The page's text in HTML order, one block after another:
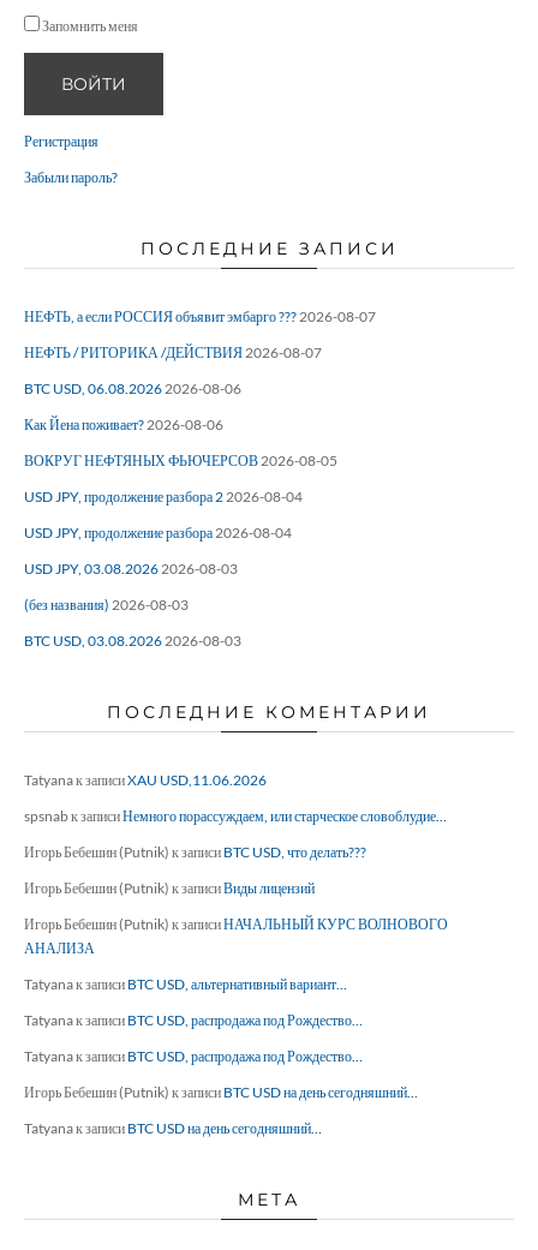
Запомнить меня
ВОЙТИ
Регистрация
Забыли пароль?
ПОСЛЕДНИЕ ЗАПИСИ
НЕФТЬ, а если РОССИЯ объявит эмбарго ???2026-08-07
НЕФТЬ / РИТОРИКА /ДЕЙСТВИЯ2026-08-07
BTC USD, 06.08.20262026-08-06
Как Йена поживает?2026-08-06
ВОКРУГ НЕФТЯНЫХ ФЬЮЧЕРСОВ2026-08-05
USD JPY, продолжение разбора 22026-08-04
USD JPY, продолжение разбора2026-08-04
USD JPY, 03.08.20262026-08-03
(без названия) 2026-08-03
BTC USD, 03.08.20262026-08-03
ПОСЛЕДНИЕ КОМЕНТАРИИ
Tatyanaк записиXAU USD,11.06.2026
spsnabк записиНемного порассуждаем, или старческое словоблудие…
Игорь Бебешин (Putnik) к записи BTC USD, что делать???
Игорь Бебешин (Putnik) к записиВиды лицензий
Игорь Бебешин (Putnik) к записиНАЧАЛЬНЫЙ КУРС ВОЛНОВОГО
АНАЛИЗА
Tatyanaк записи BTC USD, альтернативный вариант…
Tatyanaк записи BTC USD, распродажа под Рождество…
Tatyanaк записи BTC USD, распродажа под Рождество…
Игорь Бебешин (Putnik) к записи BTC USD на день сегодняшний…
Tatyanaк записи BTC USD на день сегодняшний…
МЕТА